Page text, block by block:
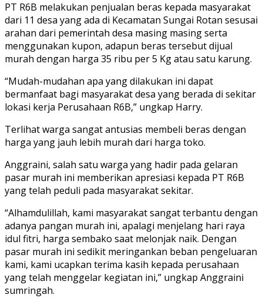
PT R6B melakukan penjualan beras kepada masyarakat
dari 11 desa yang ada di Kecamatan Sungai Rotan sesusai
arahan dari pemerintah desa masing masing serta
menggunakan kupon, adapun beras tersebut dijual
murah dengan harga 35 ribu per 5 Kg atau satu karung.
“Mudah-mudahan apa yang dilakukan ini dapat
bermanfaat bagi masyarakat desa yang berada di sekitar
lokasi kerja Perusahaan R6B,” ungkap Harry.
Terlihat warga sangat antusias membeli beras dengan
harga yang jauh lebih murah dari harga toko.
Anggraini, salah satu warga yang hadir pada gelaran
pasar murah ini memberikan apresiasi kepada PT R6B
yang telah peduli pada masyarakat sekitar.
“Alhamdulillah, kami masyarakat sangat terbantu dengan
adanya pangan murah ini, apalagi menjelang hari raya
idul fitri, harga sembako saat melonjak naik. Dengan
pasar murah ini sedikit meringankan beban pengeluaran
kami, kami ucapkan terima kasih kepada perusahaan
yang telah menggelar kegiatan ini,” ungkap Anggraini
sumringah.